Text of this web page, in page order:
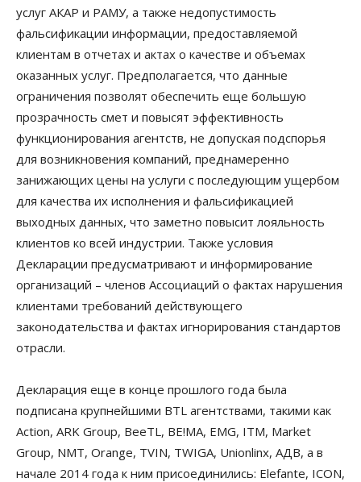
услуг АКАР и РАМУ, а также недопустимость
фальсификации информации, предоставляемой
клиентам в отчетах и актах о качестве и объемах
оказанных услуг. Предполагается, что данные
ограничения позволят обеспечить еще большую
прозрачность смет и повысят эффективность
функционирования агентств, не допуская подспорья
для возникновения компаний, преднамеренно
занижающих цены на услуги с последующим ущербом
для качества их исполнения и фальсификацией
выходных данных, что заметно повысит лояльность
клиентов ко всей индустрии. Также условия
Декларации предусматривают и информирование
организаций – членов Ассоциаций о фактах нарушения
клиентами требований действующего
законодательства и фактах игнорирования стандартов
отрасли.
Декларация еще в конце прошлого года была
подписана крупнейшими BTL агентствами, такими как
Action, ARK Group, BeeTL, BE!MA, EMG, ITМ, Market
Group, NMT, Orange, TVIN, TWIGА, Unionlinx, АДВ, а в
начале 2014 года к ним присоединились: Elefante, ICON,